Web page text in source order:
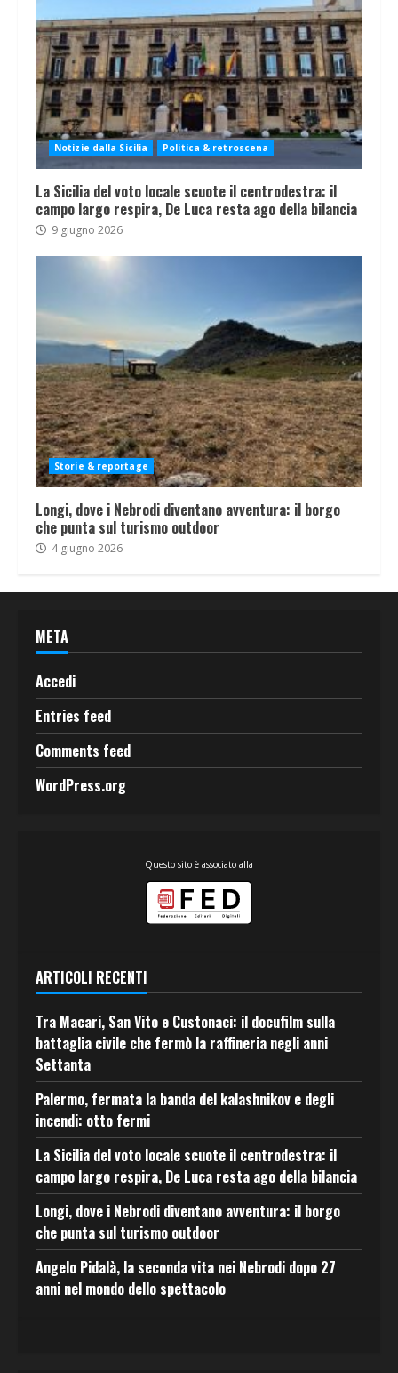
Notizie dalla Sicilia Politica & retroscena
La Sicilia del voto locale scuote il centrodestra: il
campo largo respira, De Luca resta ago della bilancia
9 giugno 2026
Storie & reportage
Longi, dove i Nebrodi diventano avventura: il borgo
che punta sul turismo outdoor
4 giugno 2026
META
Accedi
Entries feed
Comments feed
WordPress.org
Questo sito è associato alla
ARTICOLI RECENTI
Tra Macari, San Vito e Custonaci: il docufilm sulla
battaglia civile che fermò la raffineria negli anni
Settanta
Palermo, fermata la banda del kalashnikov e degli
incendi: otto fermi
La Sicilia del voto locale scuote il centrodestra: il
campo largo respira, De Luca resta ago della bilancia
Longi, dove i Nebrodi diventano avventura: il borgo
che punta sul turismo outdoor
Angelo Pidalà, la seconda vita nei Nebrodi dopo 27
anni nel mondo dello spettacolo